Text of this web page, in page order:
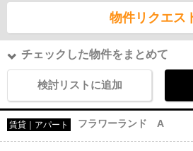
物件リクエス
チェックした物件をまとめて
検討リストに追加
賃貸｜アパート フラワーランド A